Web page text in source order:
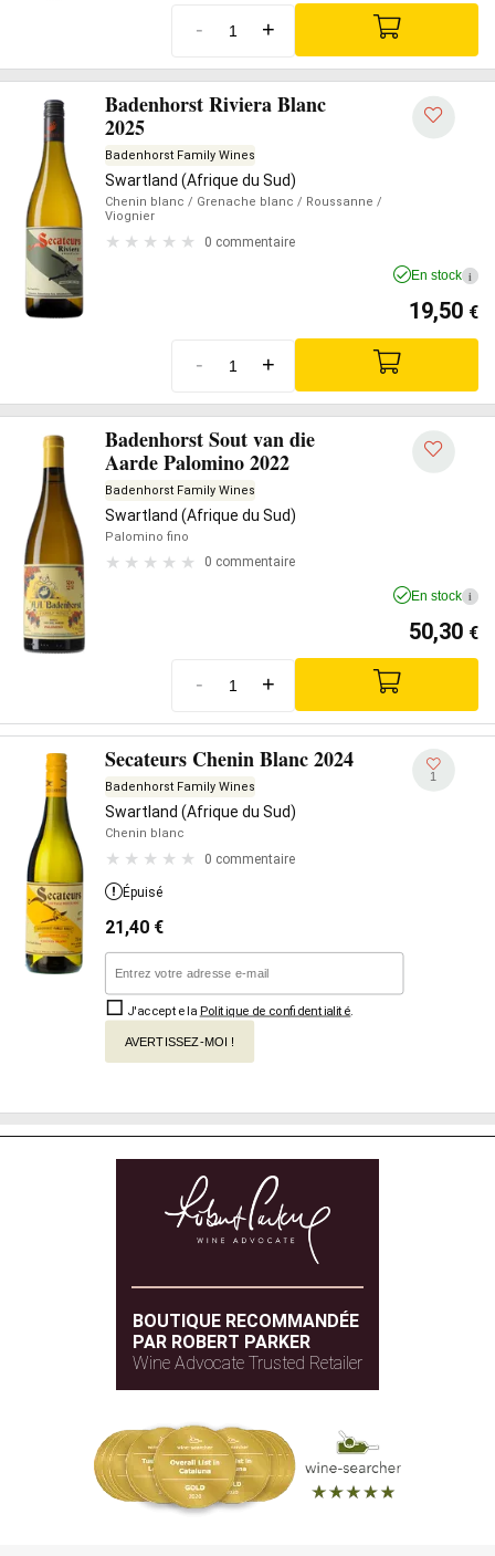
- +
Badenhorst Riviera Blanc
2025
Badenhorst Family Wines
Swartland (Afrique du Sud)
Chenin blanc / Grenache blanc / Roussanne /
Viognier
0 commentaire
En stock i
19,50 €
- +
Badenhorst Sout van die
Aarde Palomino 2022
Badenhorst Family Wines
Swartland (Afrique du Sud)
Palomino fino
0 commentaire
En stock i
50,30 €
- +
Secateurs Chenin Blanc 2024
Badenhorst Family Wines
Swartland (Afrique du Sud)
Chenin blanc
0 commentaire
1
Épuisé
21,40 €
J'accepte la Politique de confidentialité
AVERTISSEZ-MOI !
BOUTIQUE RECOMMANDÉE
PAR ROBERT PARKER
Wine Advocate Trusted Retailer